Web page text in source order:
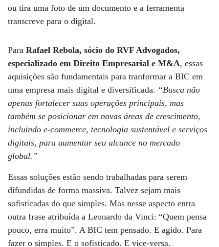
ou tira uma foto de um documento e a ferramenta
transcreve para o digital.
Para Rafael Rebola, sócio do RVF Advogados,
especializado em Direito Empresarial e M&A, essas
aquisições são fundamentais para tranformar a BIC em
uma empresa mais digital e diversificada. “Busca não
apenas fortalecer suas operações principais, mas
também se posicionar em novas áreas de crescimento,
incluindo e-commerce, tecnologia sustentável e serviços
digitais, para aumentar seu alcance no mercado
global.”
Essas soluções estão sendo trabalhadas para serem
difundidas de forma massiva. Talvez sejam mais
sofisticadas do que simples. Mas nesse aspecto entra
outra frase atribuída a Leonardo da Vinci: “Quem pensa
pouco, erra muito”. A BIC tem pensado. E agido. Para
fazer o simples. E o sofisticado. E vice-versa.